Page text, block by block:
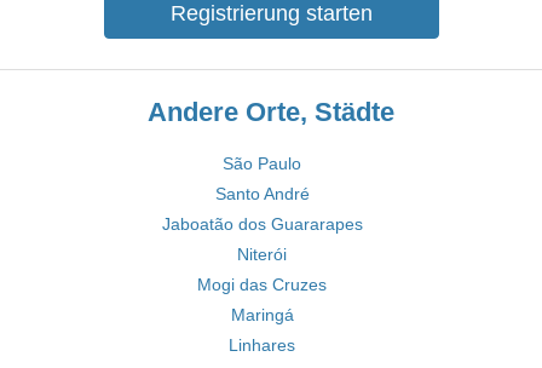
Registrierung starten
Andere Orte, Städte
São Paulo
Santo André
Jaboatão dos Guararapes
Niterói
Mogi das Cruzes
Maringá
Linhares